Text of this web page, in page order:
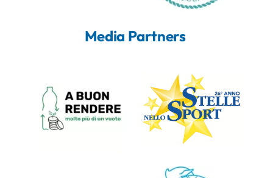
Media Partners